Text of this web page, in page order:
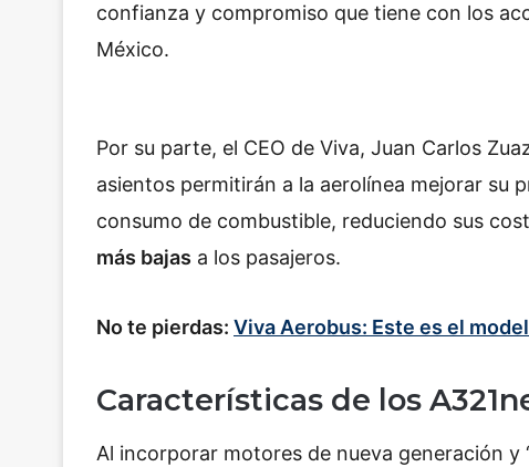
confianza y compromiso que tiene con los
México.
Por su parte, el CEO de Viva, Juan Carlos
asientos permitirán a la aerolínea mejorar su
consumo de combustible, reduciendo sus
más bajas a los pasajeros.
No te pierdas: Viva Aerobus: Este es el
Características de los
Al incorporar motores de nueva generación y